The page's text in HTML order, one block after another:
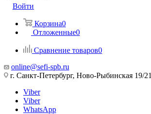
Войти
Корзина0
Отложенные0
Сравнение товаров0
online@sefi-spb.ru
г. Санкт-Петербург, Ново-Рыбинская 19/21
Viber
Viber
WhatsApp